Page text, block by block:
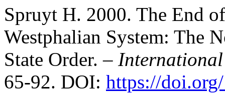
Spruyt H. 2000. The End
Westphalian System: The
State Order. –
65-92. DOI: https://